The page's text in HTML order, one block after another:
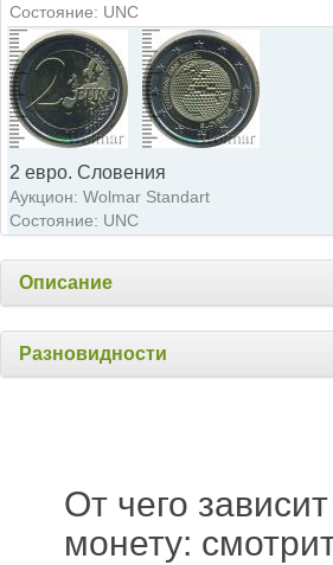
Состояние: UNC
2 евро. Словения
Аукцион: Wolmar Standart
Состояние: UNC
Описание
Разновидности
От чего
монету: